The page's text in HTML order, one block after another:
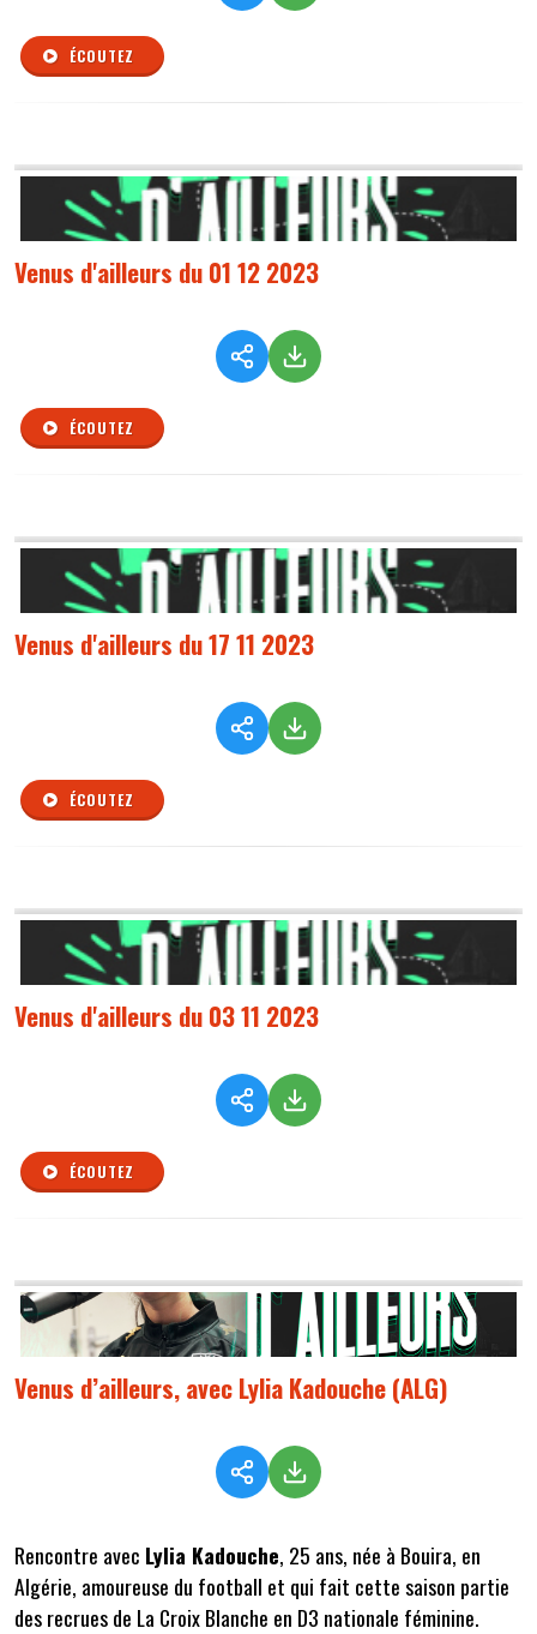
ÉCOUTEZ
Venus d'ailleurs du 01 12 2023
ÉCOUTEZ
Venus d'ailleurs du 17 11 2023
ÉCOUTEZ
Venus d'ailleurs du 03 11 2023
ÉCOUTEZ
Venus d’ailleurs, avec Lylia Kadouche (ALG)
Rencontre avec Lylia Kadouche, 25 ans, née à Bouira, en
Algérie, amoureuse du football et qui fait cette saison partie
des recrues de La Croix Blanche en D3 nationale féminine.